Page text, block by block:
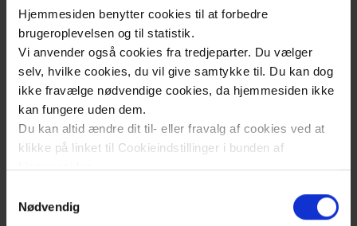
Hjemmesiden benytter cookies til at forbedre
brugeroplevelsen og til statistik.
Vi anvender også cookies fra tredjeparter. Du vælger
selv, hvilke cookies, du vil give samtykke til. Du kan dog
ikke fravælge nødvendige cookies, da hjemmesiden ikke
kan fungere uden dem.
Du kan altid ændre dit til- eller fravalg af cookies ved at
klikke på linket til Cookieindstillinger i bunden af
hjemmesiden.
Læs mere om brugen af cookies på vores hjemmeside
Nødvendig
dette for at imødekomme, at
synskonsulenterne ikke skal bruge unødig tid,
hvis eleven/forældrene alligevel ikke tilmelder
eleven til forløbet. Efter visitation modtager
forældrene link til tilmeldingsskema og
samtykkeerklæring, der skal udfyldes.
Som VISO KaS leverandør kommer vi i alle
den lokale synskonsulent. Vi anbefaler derfor,
at al henvendelse sker i et samarbejde mellem